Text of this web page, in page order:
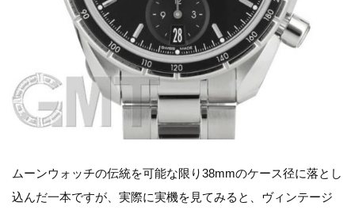
ムーンウォッチの伝統を可能な限り38mmのケース径に落とし
込んだ一本ですが、実際に実機を見てみると、ヴィンテージ